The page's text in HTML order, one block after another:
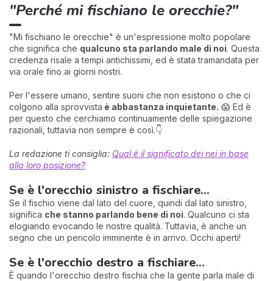
"Perché mi fischiano le orecchie?"
"Mi fischiano le orecchie" è un'espressione molto popolare
che significa che qualcuno sta parlando male di noi. Questa
credenza risale a tempi antichissimi, ed è stata tramandata per
via orale fino ai giorni nostri.
Per l'essere umano, sentire suoni che non esistono o che ci
colgono alla sprovvista è abbastanza inquietante. 😱 Ed è
per questo che cerchiamo continuamente delle spiegazione
razionali, tuttavia non sempre è così.👇
La redazione ti consiglia: Qual è il significato dei nei in base
alla loro posizione?
Se è l'orecchio sinistro a fischiare...
Se il fischio viene dal lato del cuore, quindi dal lato sinistro,
significa che stanno parlando bene di noi. Qualcuno ci sta
elogiando evocando le nostre qualità. Tuttavia, è anche un
segno che un pericolo imminente è in arrivo. Occhi aperti!
Se è l'orecchio destro a fischiare...
È quando l'orecchio destro fischia che la gente parla male di